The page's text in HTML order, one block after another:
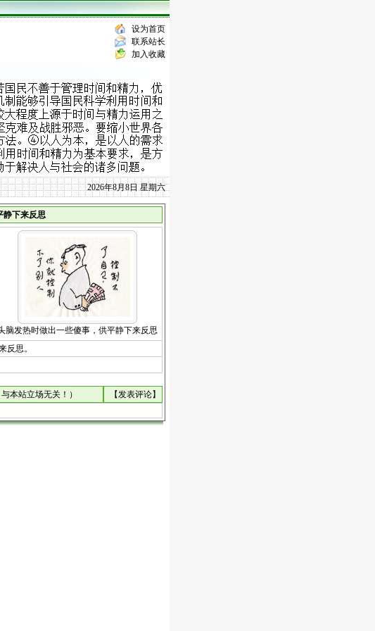
设为首页
联系站长
加入收藏
2026年8月8日 星期六
静下来反思
脑发热时做出一些傻事，供平静下来反思
反思。
本站立场无关！） 【发表评论】